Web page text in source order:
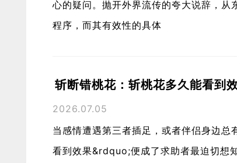
心的疑问。抛开外界流传的夸大说辞，
程序，而其有效性的具体
斩断错桃花：斩桃花多久能看到
2026.07.05
当感情遭遇第三者插足，或者伴侣身边
看到效果&rdquo;便成了求助者最迫切想